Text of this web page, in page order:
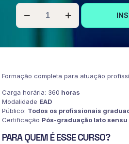
PÓS-
GRADUAÇÃO
EM
E
OBSTETRÍCIA
quantidade
Formação completa para atuação
Carga horária: 360 horas
Modalidade EAD
Público: Todos os profissionais
Certificação Pós-graduação lato sensu
PARA QUEM É ESSE CURSO?